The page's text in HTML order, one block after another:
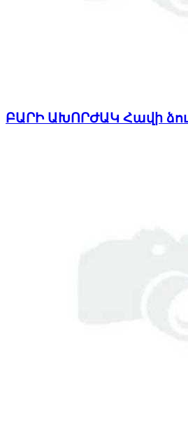
ԲԱՐԻ ԱԽՈՐԺԱԿ Հավի